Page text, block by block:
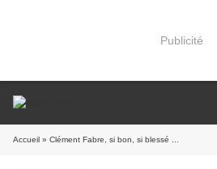
Publicité
Accueil » Clément Fabre, si bon, si blessé ...